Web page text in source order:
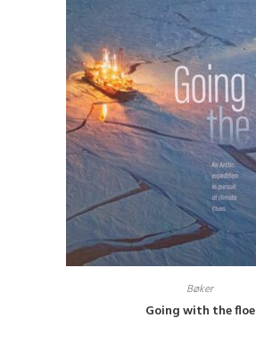
Bøker
Going with the floe